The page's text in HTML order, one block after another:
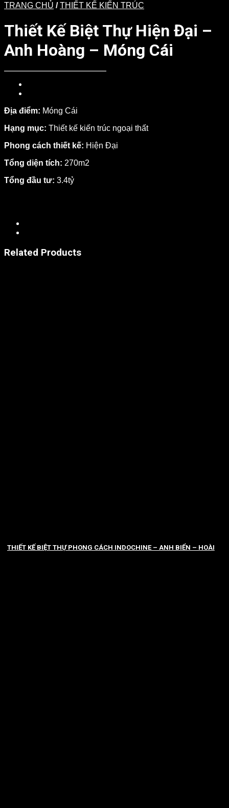
TRANG CHỦ / THIẾT KẾ KIẾN TRÚC
Thiết Kế Biệt Thự Hiện Đại –
Anh Hoàng – Móng Cái
Địa điểm: Móng Cái
Hạng mục: Thiết kế kiến trúc ngoại thất
Phong cách thiết kế: Hiện Đại
Tổng diện tích: 270m2
Tổng đầu tư: 3.4tỷ
Related Products
THIẾT KẾ BIỆT THỰ PHONG CÁCH INDOCHINE – ANH BIỂN – HOÀI